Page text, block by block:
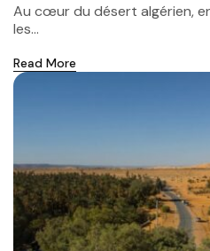
Au cœur du désert algérien,
les...
Read More